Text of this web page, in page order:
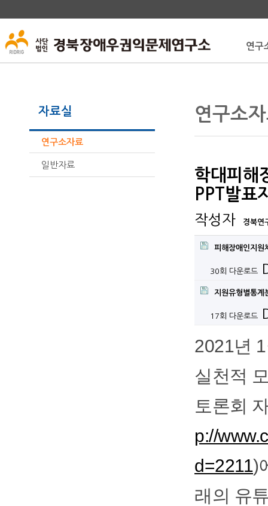
연구
자료실
연구소자료
일반자료
연구소
학대피해
PPT발표
작성자 경북연
피해장애인지원
30회 다운로드
지원유형별통계
17회 다운로드
2021년
실천적
토론회
p://
d=2211)
래의 유